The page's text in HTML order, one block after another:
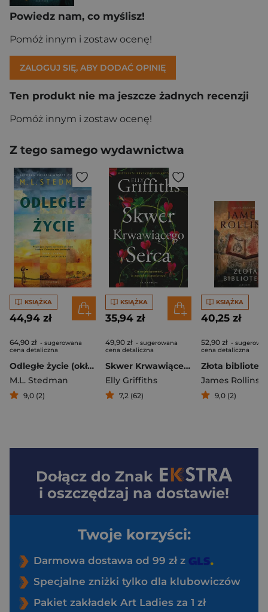
Powiedz nam, co myślisz!
Pomóż innym i zostaw ocenę!
ZALOGUJ SIĘ, ABY DODAĆ OPINIĘ
Ten produkt nie ma jeszcze żadnych recenzji
Pomóż innym i zostaw ocenę!
Z tego samego wydawnictwa
KSIĄŻKA
44,94 zł
64,90 zł - sugerowana
cena detaliczna
Odległe życie (okładka twarda)
M.L. Stedman
9,0 (2)
KSIĄŻKA
35,94 zł
49,90 zł - sugerowana
cena detaliczna
Skwer Krwawiącego Serca
Elly Griffiths
7,2 (62)
KSIĄŻKA
40,25 zł
52,90 zł -
cena detaliczna
James Rollins
9,0 (2)
Dołącz do Znak
i oszczędzaj na dostawie!
Twoje korzyści:
Darmowa dostawa od 99 zł z
Specjalne zniżki tylko dla klubowiczów
Pakiet zakładek Art Ladies za 1 zł